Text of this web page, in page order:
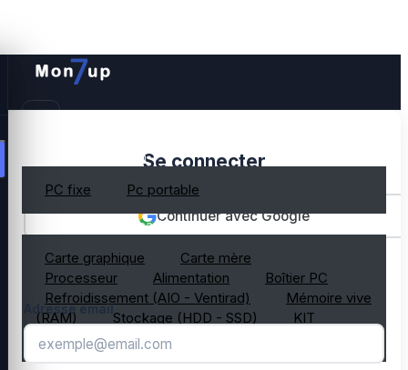
PC gamer occasion
PC fixe Pc portable
Composant PC occasion
Carte graphique
Carte mère
Processeur
Alimentation
Boîtier PC
Refroidissement (AIO - Ventirad)
Mémoire vive
(RAM)
Stockage (HDD - SSD)
KIT
composant PC gamer
Se connecter
Continuer avec Google
OU
Adresse email